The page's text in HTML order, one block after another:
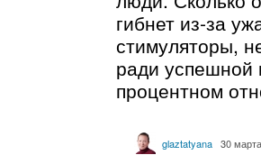
гибнет из-за
стимуляторы,
ради
процентном
glaztatyana 30